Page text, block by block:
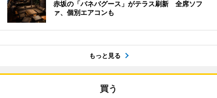
赤坂の「バネバグース」がテラス刷新 全席ソフ
ァ、個別エアコンも
もっと見る
買う